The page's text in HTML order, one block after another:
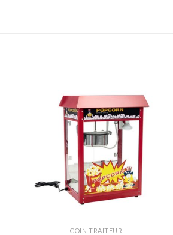
Ajouter
wishlist
COIN TRAITEUR